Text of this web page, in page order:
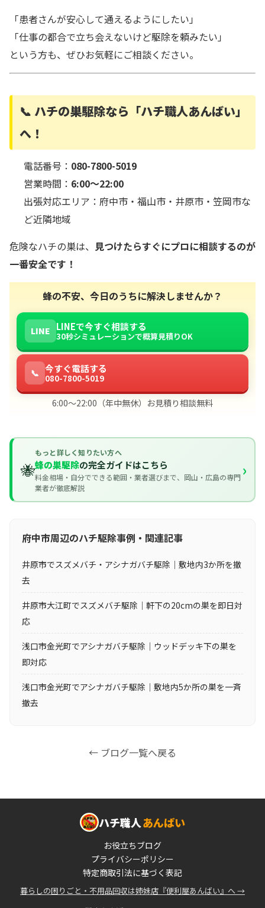
「患者さんが安心して通えるようにしたい」
「仕事の都合で立ち会えないけど駆除を頼みたい」
という方も、ぜひお気軽にご相談ください。
📞 ハチの巣駆除なら「ハチ職人あんばい」
へ！
電話番号： 080-7800-5019
営業時間： 6:00〜22:00
出張対応エリア：府中市・福山市・井原市・笠岡市な
ど近隣地域
危険なハチの巣は、 見つけたらすぐにプロに相談するのが
一番安全です！
蜂の不安、今日のうちに解決しませんか？
LINE LINEで今すぐ相談する
30秒シミュレーションで概算見積りOK
📞 今すぐ電話する
080-7800-5019
6:00〜22:00（年中無休）お見積り相談無料
🐝
もっと詳しく知りたい方へ
蜂の巣駆除の完全ガイドはこちら
料金相場・自分でできる範囲・業者選びまで、岡山・広島の専門
業者が徹底解説
›
府中市周辺のハチ駆除事例・関連記事
井原市でスズメバチ・アシナガバチ駆除｜敷地内3か所を撤
去
井原市大江町でスズメバチ駆除｜軒下の20cmの巣を即日対
応
浅口市金光町でアシナガバチ駆除｜ウッドデッキ下の巣を
即対応
浅口市金光町でアシナガバチ駆除｜敷地内5か所の巣を一斉
撤去
← ブログ一覧へ戻る
ハチ職人あんばい
お役立ちブログ
プライバシーポリシー
特定商取引法に基づく表記
暮らしの困りごと・不用品回収は姉妹店『便利屋あんばい』へ →